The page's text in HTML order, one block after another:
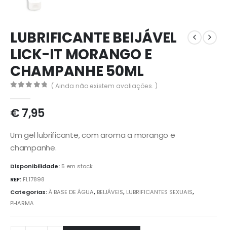
LUBRIFICANTE BEIJÁVEL
LICK-IT MORANGO E
CHAMPANHE 50ML
( Ainda não existem avaliações. )
€7,95
Um gel lubrificante, com aroma a morango e
champanhe.
Disponibilidade: 5 em stock
REF: FL17898
Categorias:À BASE DE ÁGUA, BEIJÁVEIS, LUBRIFICANTES SEXUAIS,
PHARMA